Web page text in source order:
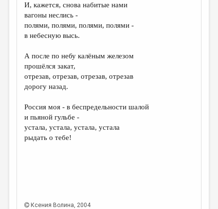
ПЕРЕВОДЫ
КОНКУРСЫ
КНИЖНАЯ ПОЛКА
ОБЗОР ЛИТЕРАТУРЫ
ОБЪЯВЛЕНИЯ
КОЛОНКА РЕДАКТОРА
ЭССЕИСТИКА
И, кажется, снова набитые нами
вагоны неслись -
полями, полями, полями, полями -
в небесную высь.
А после по небу калёным железом
прошёлся закат,
отрезав, отрезав, отрезав, отрезав
дорогу назад.
Россия моя - в беспредельности шалой
и пьяной гульбе -
устала, устала, устала, устала
рыдать о тебе!
Ксения Волина, 2004